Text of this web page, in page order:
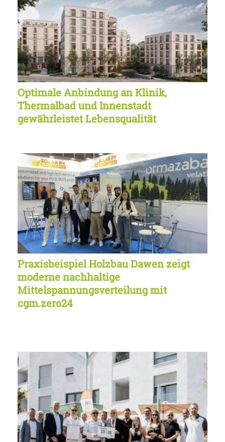
Optimale Anbindung an Klinik,
Thermalbad und Innenstadt
gewährleistet Lebensqualität
Praxisbeispiel Holzbau Dawen zeigt
moderne nachhaltige
Mittelspannungsverteilung mit
cgm.zero24